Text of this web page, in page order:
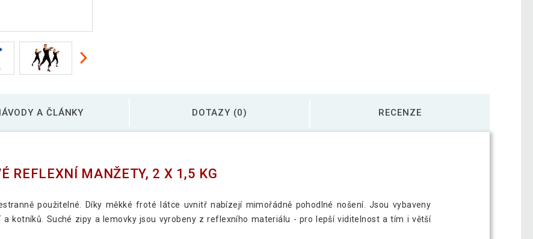
A ČLÁNKY DOTAZY (0) RECENZE
REFLEXNÍ MANŽETY, 2 X 1,5 KG
použitelné. Díky měkké froté látce uvnitř nabízejí mimořádně pohodlné nošení. Jsou vybaveny
kotníků. Suché zipy a lemovky jsou vyrobeny z reflexního materiálu - pro lepší viditelnost a tím i větší